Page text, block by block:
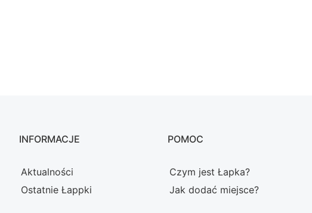
INFORMACJE
Aktualności
Ostatnie Łappki
POMOC
Czym jest Łapka?
Jak dodać miejsce?